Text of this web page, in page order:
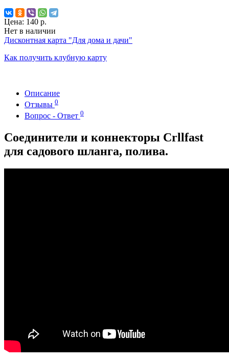
Цена: 140 р.
Нет в наличии
Дисконтная карта "Для дома и дачи"
Как получить клубную карту
Описание
Отзывы 0
Вопрос - Ответ 0
Соединители и коннекторы Crllfast
для садового шланга, полива.